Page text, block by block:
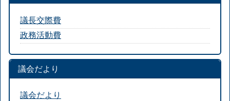
議長交際費
政務活動費
議会だより
議会だより